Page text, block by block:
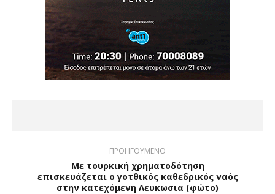
ΠΡΟΗΓΟΥΜΕΝΟ
Με τουρκική χρηματοδότηση
επισκευάζεται ο γοτθικός καθεδρικός ναός
στην κατεχόμενη Λευκωσια (φώτο)